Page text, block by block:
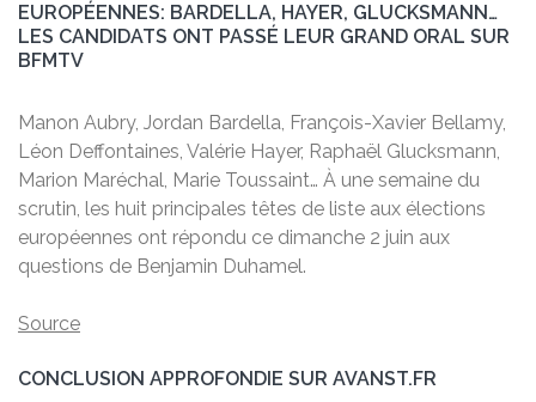
EUROPÉENNES: BARDELLA, HAYER, GLUCKSMANN…
LES CANDIDATS ONT PASSÉ LEUR GRAND ORAL SUR
BFMTV
Manon Aubry, Jordan Bardella, François-Xavier Bellamy,
Léon Deffontaines, Valérie Hayer, Raphaël Glucksmann,
Marion Maréchal, Marie Toussaint… À une semaine du
scrutin, les huit principales têtes de liste aux élections
européennes ont répondu ce dimanche 2 juin aux
questions de Benjamin Duhamel.
Source
CONCLUSION APPROFONDIE SUR AVANST.FR